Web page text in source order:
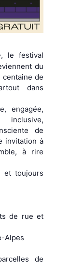
le festival
du
centaine de
dans
engagée,
de
invitation à
à rire
et toujours
de rue et
Alpes
de